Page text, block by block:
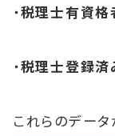
・税理士有資格
​ ・税理士登録済
これらのデータ